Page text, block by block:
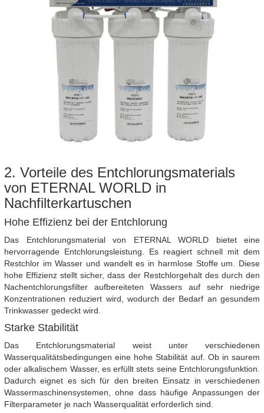
2. Vorteile des Entchlorungsmaterials
von ETERNAL WORLD in
Nachfilterkartuschen
Hohe Effizienz bei der Entchlorung
Das Entchlorungsmaterial von ETERNAL WORLD bietet eine
hervorragende Entchlorungsleistung. Es reagiert schnell mit dem
Restchlor im Wasser und wandelt es in harmlose Stoffe um. Diese
hohe Effizienz stellt sicher, dass der Restchlorgehalt des durch den
Nachentchlorungsfilter aufbereiteten Wassers auf sehr niedrige
Konzentrationen reduziert wird, wodurch der Bedarf an gesundem
Trinkwasser gedeckt wird.
Starke Stabilität
Das Entchlorungsmaterial weist unter verschiedenen
Wasserqualitätsbedingungen eine hohe Stabilität auf. Ob in saurem
oder alkalischem Wasser, es erfüllt stets seine Entchlorungsfunktion.
Dadurch eignet es sich für den breiten Einsatz in verschiedenen
Wassermaschinensystemen, ohne dass häufige Anpassungen der
Filterparameter je nach Wasserqualität erforderlich sind.